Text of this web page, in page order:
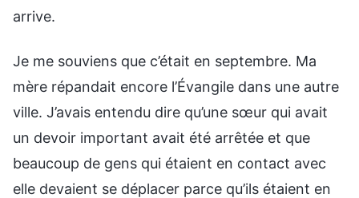
arrive.
Je me souviens que c’était en septembre. Ma
mère répandait encore l’Évangile dans une autre
ville. J’avais entendu dire qu’une sœur qui avait
un devoir important avait été arrêtée et que
beaucoup de gens qui étaient en contact avec
elle devaient se déplacer parce qu’ils étaient en